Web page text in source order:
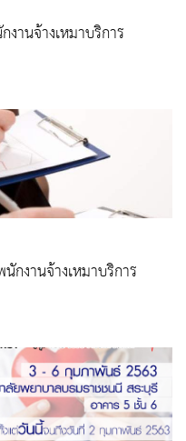
านจ้างเหมาบริการ
กงานจ้างเหมาบริการ